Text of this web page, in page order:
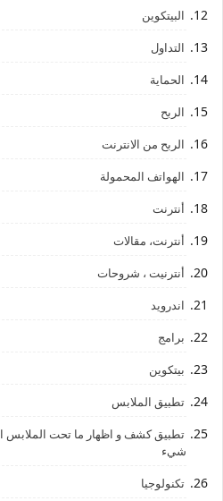
البيتكوين
التداول
الحماية
الربح
الربح من الانترنت
الهواتف المحمولة
أنترنت
أنترنت، مقالات
أنترنيت ، شروحات
اندرويد
برامج
بيتكوين
تطبيق الملابس
تطبيق كشف و اظهار ما تحت الملابس
شيء
تكنولوجيا